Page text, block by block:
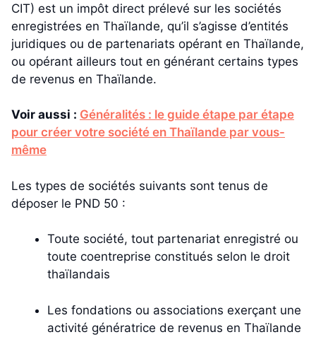
CIT) est un impôt direct prélevé sur les sociétés
enregistrées en Thaïlande, qu’il s’agisse d’entités
juridiques ou de partenariats opérant en Thaïlande,
ou opérant ailleurs tout en générant certains types
de revenus en Thaïlande.
Voir aussi : Généralités : le guide étape par étape
pour créer votre société en Thaïlande par vous-
même
Les types de sociétés suivants sont tenus de
déposer le PND 50 :
Toute société, tout partenariat enregistré ou
toute coentreprise constitués selon le droit
thaïlandais
Les fondations ou associations exerçant une
activité génératrice de revenus en Thaïlande